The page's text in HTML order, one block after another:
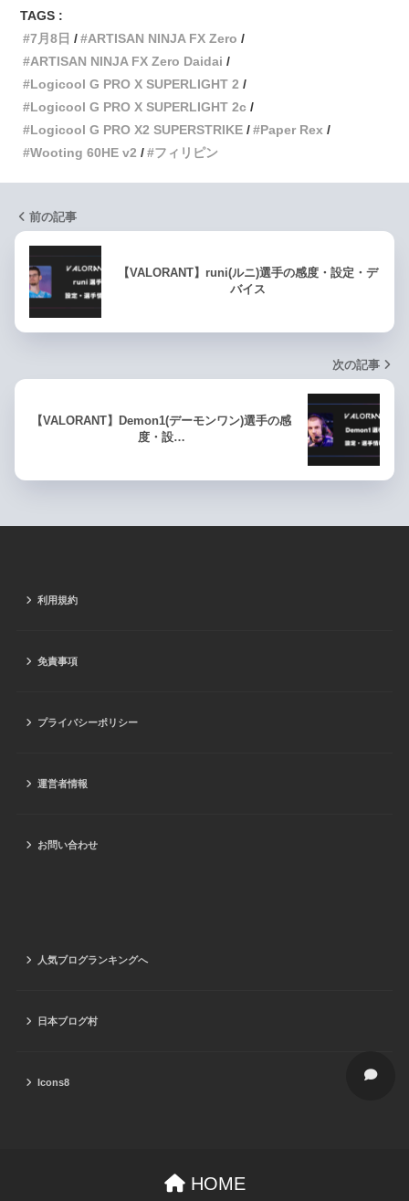
TAGS :
7月8日
ARTISAN NINJA FX Zero
ARTISAN NINJA FX Zero Daidai
Logicool G PRO X SUPERLIGHT 2
Logicool G PRO X SUPERLIGHT 2c
Logicool G PRO X2 SUPERSTRIKE
Paper Rex
Wooting 60HE v2
フィリピン
前の記事
【VALORANT】runi(ルニ)選手の感度・設定・デ
バイス
次の記事
【VALORANT】Demon1(デーモンワン)選手の感
度・設…
利用規約
免責事項
プライバシーポリシー
運営者情報
お問い合わせ
人気ブログランキングへ
日本ブログ村
Icons8
HOME